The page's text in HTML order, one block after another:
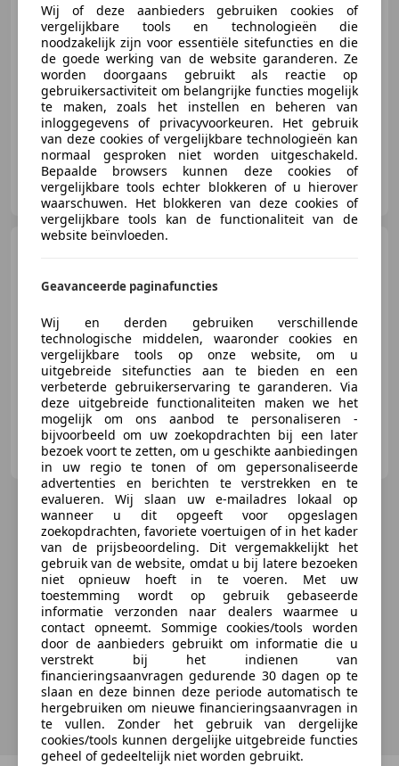
€ 4.980
05/1993 84.100 km Benzine 50 kW (68 PK)
JapanSports
DE-39387 Oschersleben
€ 7.800
06/1998 38.456 km Benzine 46 kW (63 PK)
F.lli Milani Snc
IT-20139 Milano - Mi
Wij of deze aanbieders gebruiken cookies of
vergelijkbare tools en technologieën die
noodzakelijk zijn voor essentiële sitefuncties en die
de goede werking van de website garanderen. Ze
worden doorgaans gebruikt als reactie op
gebruikersactiviteit om belangrijke functies mogelijk
te maken, zoals het instellen en beheren van
inloggegevens of privacyvoorkeuren. Het gebruik
van deze cookies of vergelijkbare technologieën kan
normaal gesproken niet worden uitgeschakeld.
Bepaalde browsers kunnen deze cookies of
vergelijkbare tools echter blokkeren of u hierover
waarschuwen. Het blokkeren van deze cookies of
vergelijkbare tools kan de functionaliteit van de
website beïnvloeden.
Geavanceerde paginafuncties
Wij en derden gebruiken verschillende
technologische middelen, waaronder cookies en
vergelijkbare tools op onze website, om u
uitgebreide sitefuncties aan te bieden en een
verbeterde gebruikerservaring te garanderen. Via
deze uitgebreide functionaliteiten maken we het
mogelijk om ons aanbod te personaliseren -
bijvoorbeeld om uw zoekopdrachten bij een later
bezoek voort te zetten, om u geschikte aanbiedingen
in uw regio te tonen of om gepersonaliseerde
advertenties en berichten te verstrekken en te
evalueren. Wij slaan uw e-mailadres lokaal op
wanneer u dit opgeeft voor opgeslagen
zoekopdrachten, favoriete voertuigen of in het kader
van de prijsbeoordeling. Dit vergemakkelijkt het
gebruik van de website, omdat u bij latere bezoeken
niet opnieuw hoeft in te voeren. Met uw
toestemming wordt op gebruik gebaseerde
informatie verzonden naar dealers waarmee u
contact opneemt. Sommige cookies/tools worden
door de aanbieders gebruikt om informatie die u
verstrekt bij het indienen van
financieringsaanvragen gedurende 30 dagen op te
slaan en deze binnen deze periode automatisch te
hergebruiken om nieuwe financieringsaanvragen in
te vullen. Zonder het gebruik van dergelijke
cookies/tools kunnen dergelijke uitgebreide functies
geheel of gedeeltelijk niet worden gebruikt.